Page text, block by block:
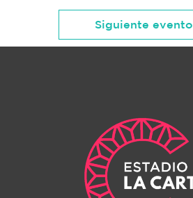
Siguiente evento